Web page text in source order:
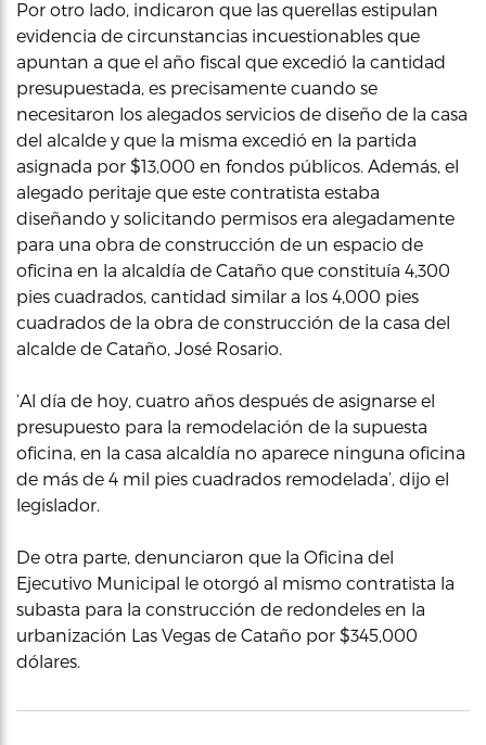
Por otro lado, indicaron que las querellas estipulan
evidencia de circunstancias incuestionables que
apuntan a que el año fiscal que excedió la cantidad
presupuestada, es precisamente cuando se
necesitaron los alegados servicios de diseño de la casa
del alcalde y que la misma excedió en la partida
asignada por $13,000 en fondos públicos. Además, el
alegado peritaje que este contratista estaba
diseñando y solicitando permisos era alegadamente
para una obra de construcción de un espacio de
oficina en la alcaldía de Cataño que constituía 4,300
pies cuadrados, cantidad similar a los 4,000 pies
cuadrados de la obra de construcción de la casa del
alcalde de Cataño, José Rosario.
‘Al día de hoy, cuatro años después de asignarse el
presupuesto para la remodelación de la supuesta
oficina, en la casa alcaldía no aparece ninguna oficina
de más de 4 mil pies cuadrados remodelada’, dijo el
legislador.
De otra parte, denunciaron que la Oficina del
Ejecutivo Municipal le otorgó al mismo contratista la
subasta para la construcción de redondeles en la
urbanización Las Vegas de Cataño por $345,000
dólares.